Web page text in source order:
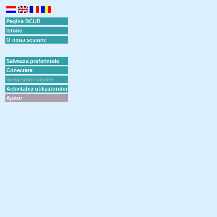
Pagina BCUB
Istoric
O noua sesiune
Salveaza preferintele
Conectare
Inregistrari salvate
Activitatea utilizatorului
Ajutor